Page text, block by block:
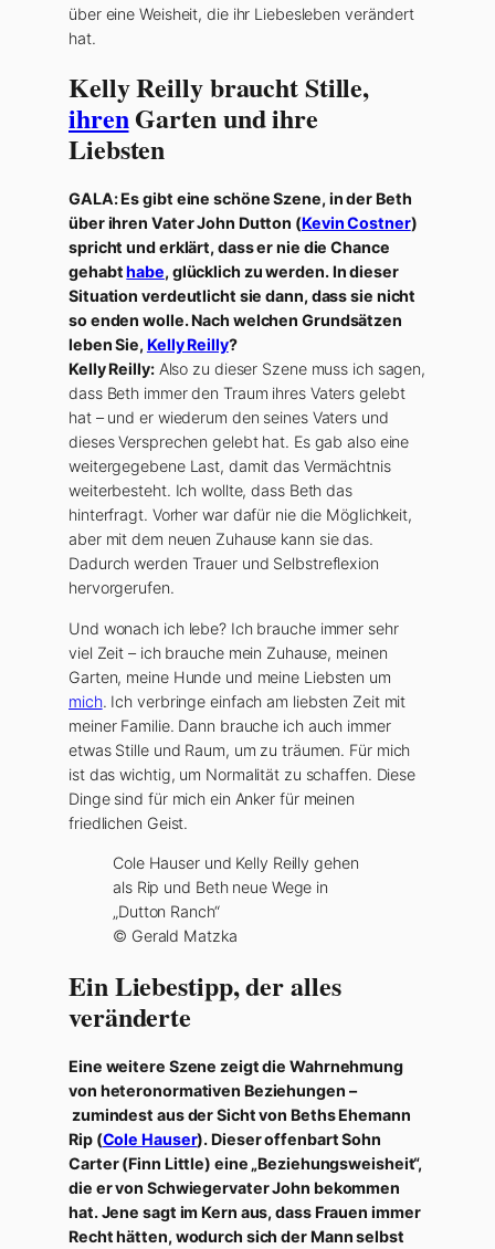
über eine Weisheit, die ihr Liebesleben verändert
hat.
Kelly Reilly braucht Stille,
ihrenGarten und ihre
Liebsten
GALA: Es gibt eine schöne Szene, in der Beth
über ihren Vater John Dutton (Kevin Costner)
spricht und erklärt, dass er nie die Chance
gehabthabe, glücklich zu werden. In dieser
Situation verdeutlicht sie dann, dass sie nicht
so enden wolle. Nach welchen Grundsätzen
leben Sie, Kelly Reilly?
Kelly Reilly:Also zu dieser Szene muss ich sagen,
dass Beth immer den Traum ihres Vaters gelebt
hat – und er wiederum den seines Vaters und
dieses Versprechen gelebt hat. Es gab also eine
weitergegebene Last, damit das Vermächtnis
weiterbesteht. Ich wollte, dass Beth das
hinterfragt. Vorher war dafür nie die Möglichkeit,
aber mit dem neuen Zuhause kann sie das.
Dadurch werden Trauer und Selbstreflexion
hervorgerufen.
Und wonach ich lebe? Ich brauche immer sehr
viel Zeit – ich brauche mein Zuhause, meinen
Garten, meine Hunde und meine Liebsten um
mich. Ich verbringe einfach am liebsten Zeit mit
meiner Familie. Dann brauche ich auch immer
etwas Stille und Raum, um zu träumen. Für mich
ist das wichtig, um Normalität zu schaffen. Diese
Dinge sind für mich ein Anker für meinen
friedlichen Geist.
Cole Hauser und Kelly Reilly gehen
als Rip und Beth neue Wege in
„Dutton Ranch“
© Gerald Matzka
Ein Liebestipp, der alles
veränderte
Eine weitere Szene zeigt die Wahrnehmung
von heteronormativen Beziehungen –
zumindest aus der Sicht von Beths Ehemann
Rip (Cole Hauser). Dieser offenbart Sohn
Carter (Finn Little) eine „Beziehungsweisheit“,
die er von Schwiegervater John bekommen
hat. Jene sagt im Kern aus, dass Frauen immer
Recht hätten, wodurch sich der Mann selbst